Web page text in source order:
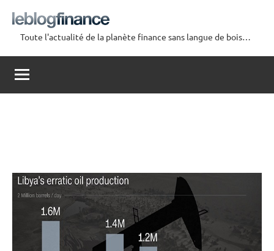
contenu
Le
Blog
Finance
Toute l'actualité de la planète finance sans langue de bois…